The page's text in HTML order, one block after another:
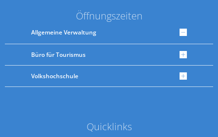
Öffnungszeiten
Allgemeine Verwaltung
Büro für Tourismus
Volkshochschule
Quicklinks